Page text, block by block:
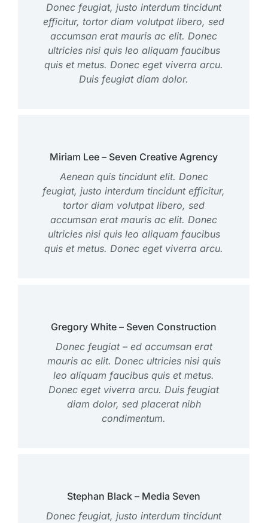
Donec feugiat, justo interdum tincidunt
efficitur, tortor diam volutpat libero, sed
accumsan erat mauris ac elit. Donec
ultricies nisi quis leo aliquam faucibus
quis et metus. Donec eget viverra arcu.
Duis feugiat diam dolor.
Miriam Lee – Seven Creative Agrency
Aenean quis tincidunt elit. Donec
feugiat, justo interdum tincidunt efficitur,
tortor diam volutpat libero, sed
accumsan erat mauris ac elit. Donec
ultricies nisi quis leo aliquam faucibus
quis et metus. Donec eget viverra arcu.
Gregory White – Seven Construction
Donec feugiat – ed accumsan erat
mauris ac elit. Donec ultricies nisi quis
leo aliquam faucibus quis et metus.
Donec eget viverra arcu. Duis feugiat
diam dolor, sed placerat nibh
condimentum.
Stephan Black – Media Seven
Donec feugiat, justo interdum tincidunt